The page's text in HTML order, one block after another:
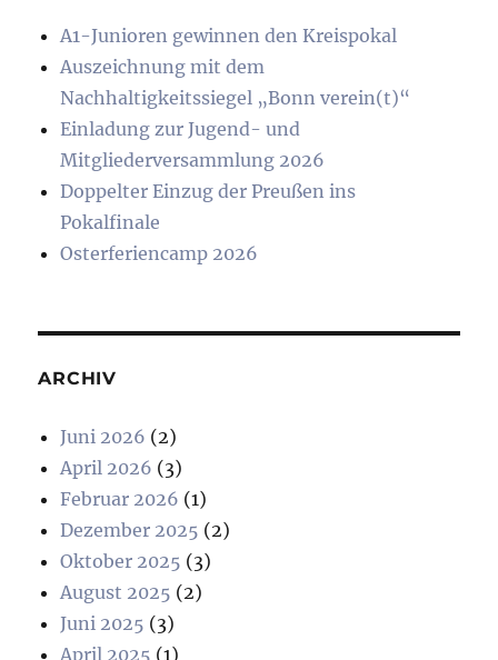
A1-Junioren gewinnen den Kreispokal
Auszeichnung mit dem
Nachhaltigkeitssiegel „Bonn verein(t)“
Einladung zur Jugend- und
Mitgliederversammlung 2026
Doppelter Einzug der Preußen ins
Pokalfinale
Osterferiencamp 2026
ARCHIV
Juni 2026 (2)
April 2026 (3)
Februar 2026 (1)
Dezember 2025 (2)
Oktober 2025 (3)
August 2025 (2)
Juni 2025 (3)
April 2025 (1)